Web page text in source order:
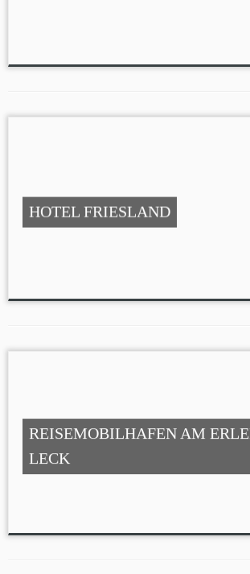
HOTEL FRIESLAND
REISEMOBILHAFEN AM
LECK